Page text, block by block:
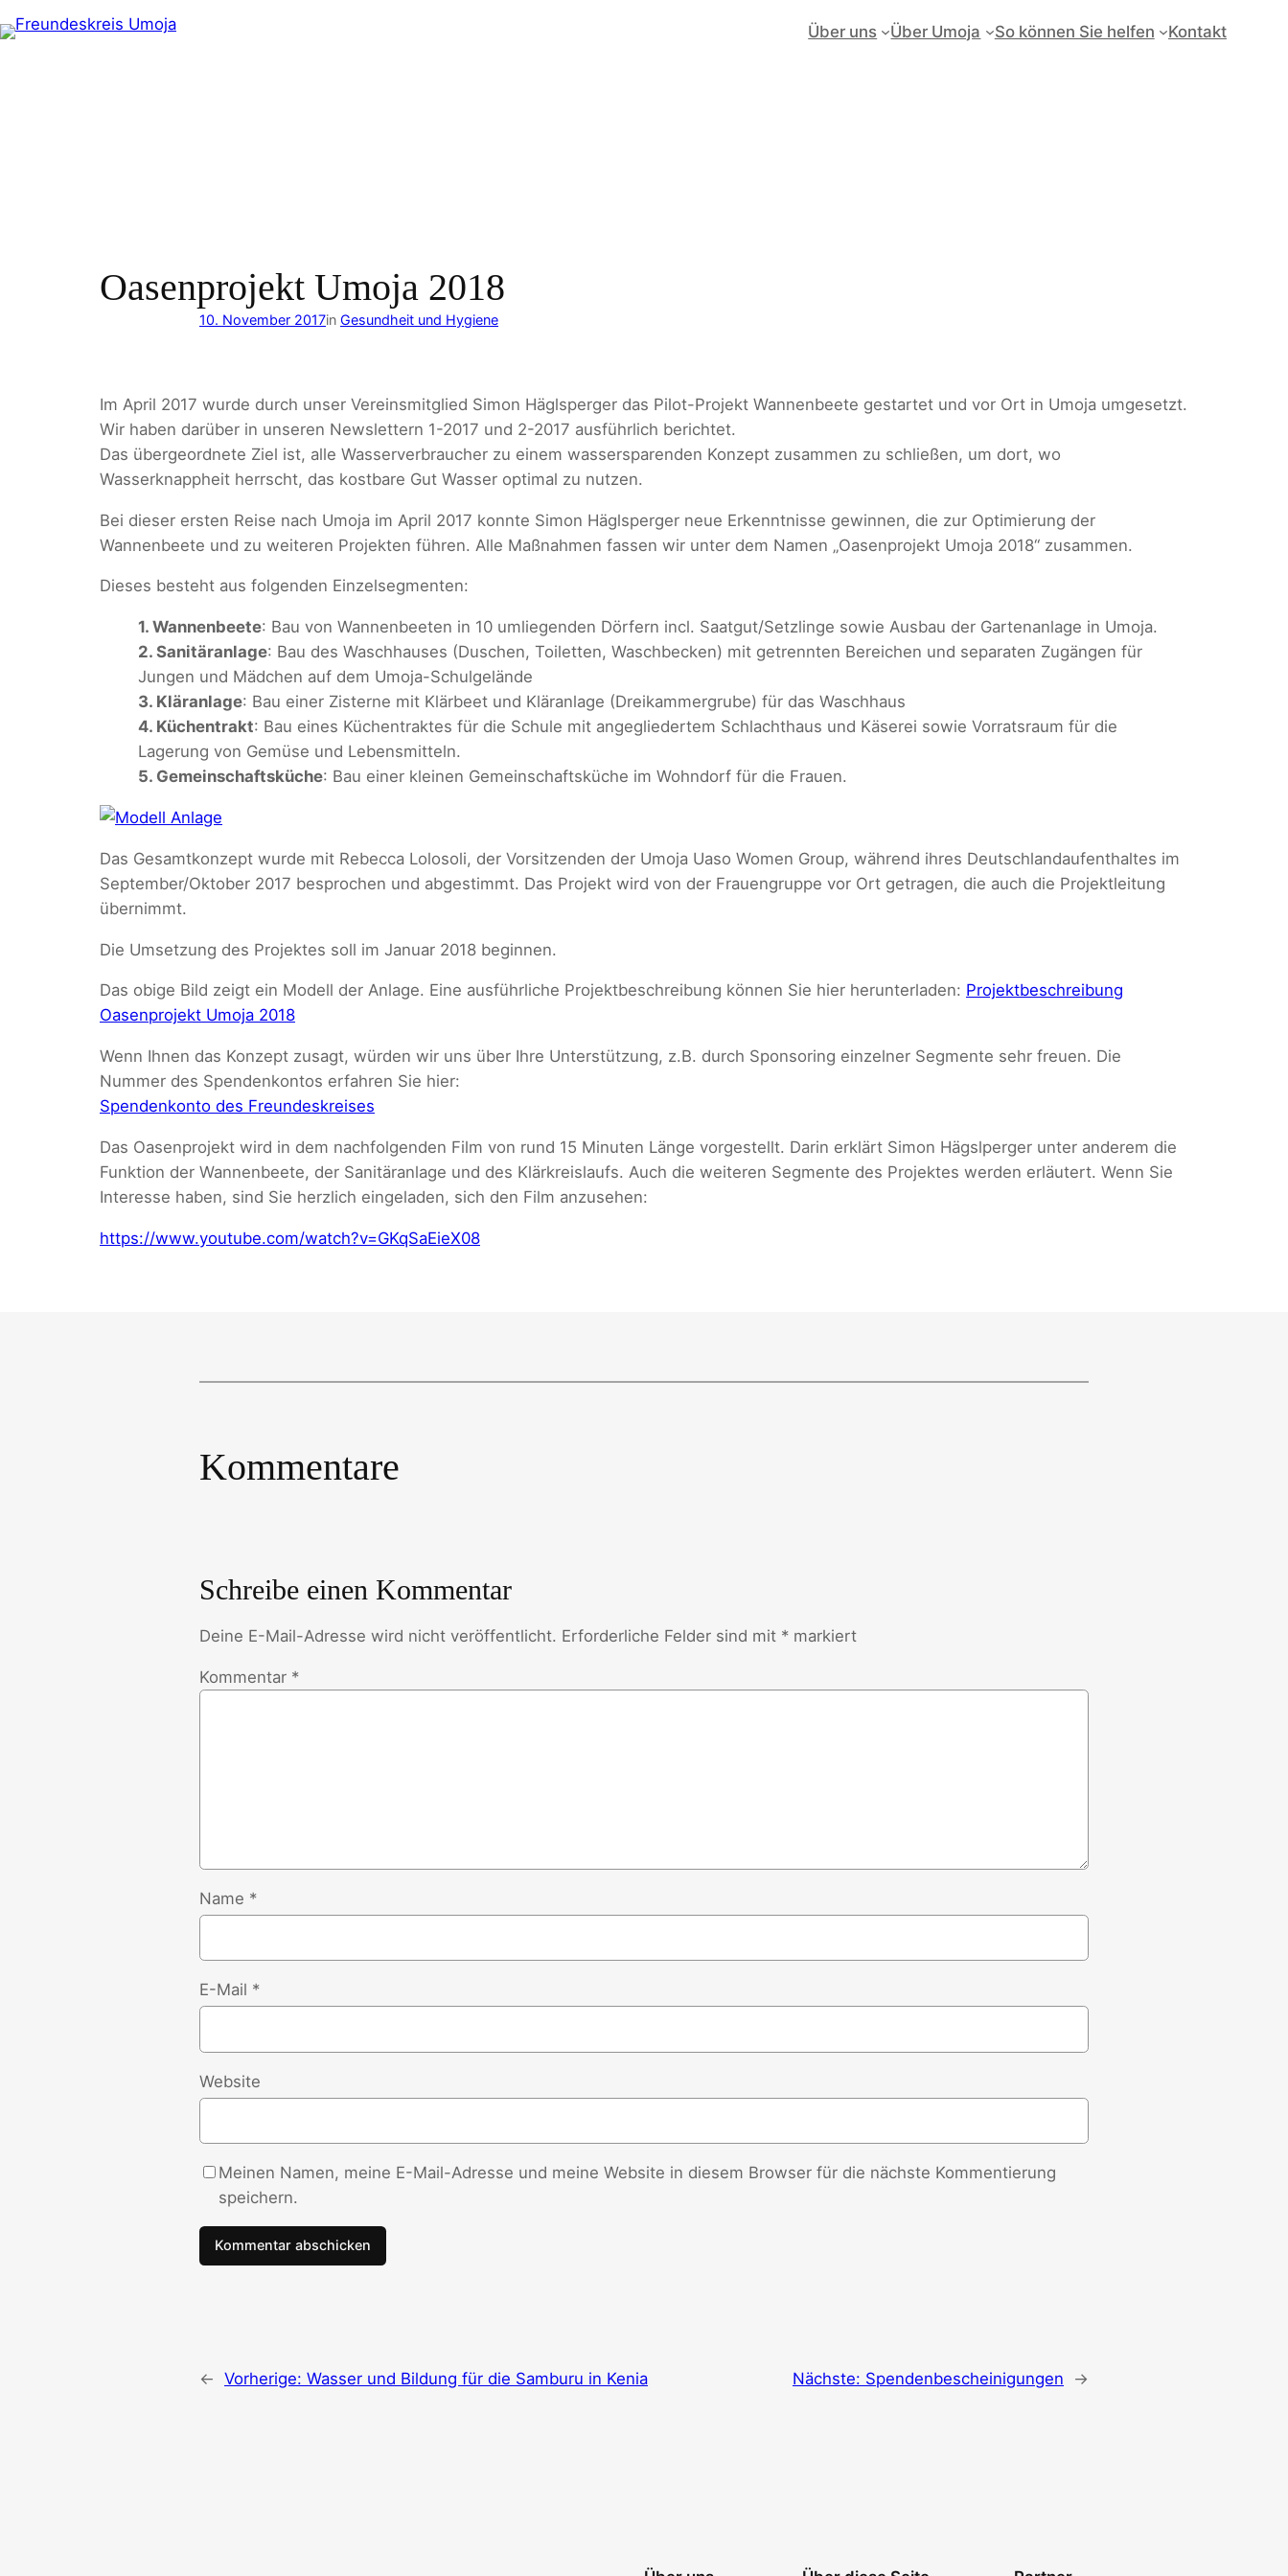
Inhalt
Über uns Über Umoja So können Sie helfen Kontakt
Oasenprojekt Umoja 2018
10. November 2017in Gesundheit und Hygiene
Im April 2017 wurde durch unser Vereinsmitglied Simon Häglsperger das Pilot-Projekt Wannenbeete gestartet und vor Ort in Umoja umgesetzt.
Wir haben darüber in unseren Newslettern 1-2017 und 2-2017 ausführlich berichtet.
Das übergeordnete Ziel ist, alle Wasserverbraucher zu einem wassersparenden Konzept zusammen zu schließen, um dort, wo
Wasserknappheit herrscht, das kostbare Gut Wasser optimal zu nutzen.
Bei dieser ersten Reise nach Umoja im April 2017 konnte Simon Häglsperger neue Erkenntnisse gewinnen, die zur Optimierung der
Wannenbeete und zu weiteren Projekten führen. Alle Maßnahmen fassen wir unter dem Namen „Oasenprojekt Umoja 2018“ zusammen.
Dieses besteht aus folgenden Einzelsegmenten:
1. Wannenbeete: Bau von Wannenbeeten in 10 umliegenden Dörfern incl. Saatgut/Setzlinge sowie Ausbau der Gartenanlage in Umoja.
2. Sanitäranlage: Bau des Waschhauses (Duschen, Toiletten, Waschbecken) mit getrennten Bereichen und separaten Zugängen für
Jungen und Mädchen auf dem Umoja-Schulgelände
3. Kläranlage: Bau einer Zisterne mit Klärbeet und Kläranlage (Dreikammergrube) für das Waschhaus
4. Küchentrakt: Bau eines Küchentraktes für die Schule mit angegliedertem Schlachthaus und Käserei sowie Vorratsraum für die
Lagerung von Gemüse und Lebensmitteln.
5. Gemeinschaftsküche: Bau einer kleinen Gemeinschaftsküche im Wohndorf für die Frauen.
Das Gesamtkonzept wurde mit Rebecca Lolosoli, der Vorsitzenden der Umoja Uaso Women Group, während ihres Deutschlandaufenthaltes im
September/Oktober 2017 besprochen und abgestimmt. Das Projekt wird von der Frauengruppe vor Ort getragen, die auch die Projektleitung
übernimmt.
Die Umsetzung des Projektes soll im Januar 2018 beginnen.
Das obige Bild zeigt ein Modell der Anlage. Eine ausführliche Projektbeschreibung können Sie hier herunterladen: Projektbeschreibung
Oasenprojekt Umoja 2018
Wenn Ihnen das Konzept zusagt, würden wir uns über Ihre Unterstützung, z.B. durch Sponsoring einzelner Segmente sehr freuen. Die
Nummer des Spendenkontos erfahren Sie hier:
Spendenkonto des Freundeskreises
Das Oasenprojekt wird in dem nachfolgenden Film von rund 15 Minuten Länge vorgestellt. Darin erklärt Simon Hägslperger unter anderem die
Funktion der Wannenbeete, der Sanitäranlage und des Klärkreislaufs. Auch die weiteren Segmente des Projektes werden erläutert. Wenn Sie
Interesse haben, sind Sie herzlich eingeladen, sich den Film anzusehen:
https://www.youtube.com/watch?v=GKqSaEieX08
Kommentare
Schreibe einen Kommentar
Deine E-Mail-Adresse wird nicht veröffentlicht. Erforderliche Felder sind mit * markiert
Kommentar *
Name *
E-Mail *
Website
Meinen Namen, meine E-Mail-Adresse und meine Website in diesem Browser für die nächste Kommentierung
speichern.
← Vorherige: Wasser und Bildung für die Samburu in Kenia Nächste: Spendenbescheinigungen →